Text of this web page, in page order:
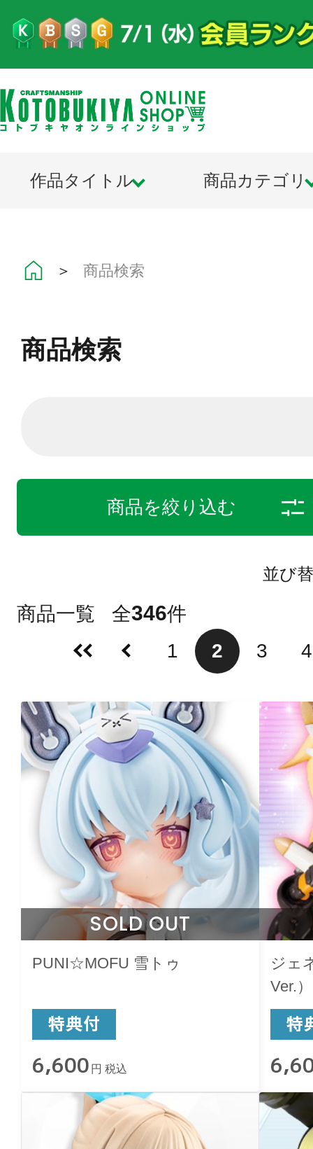
作品タイトル 商品カテゴリ
＞ 商品検索
商品検索
商品を絞り込む
並び
商品一覧 全346件
1
2 3 4
SOLD OUT
PUNI☆MOFU 雪トゥ
6,600 円 税込
ジェ
Ver.）